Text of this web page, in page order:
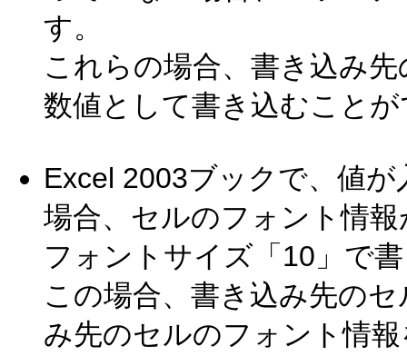
す。
これらの場合、書き込み
数値として書き込むこと
Excel 2003ブックで、値
場合、セルのフォント情
フォントサイズ「10」で
この場合、書き込み先の
み先のセルのフォント情